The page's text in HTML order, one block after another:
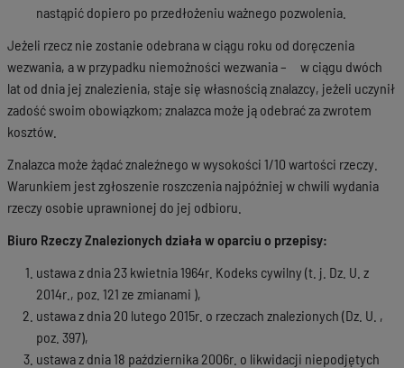
nastąpić dopiero po przedłożeniu ważnego pozwolenia.
Jeżeli rzecz nie zostanie odebrana w ciągu roku od doręczenia
wezwania, a w przypadku niemożności wezwania – w ciągu dwóch
lat od dnia jej znalezienia, staje się własnością znalazcy, jeżeli uczynił
zadość swoim obowiązkom; znalazca może ją odebrać za zwrotem
kosztów.
Znalazca może żądać znaleźnego w wysokości 1/10 wartości rzeczy.
Warunkiem jest zgłoszenie roszczenia najpóźniej w chwili wydania
rzeczy osobie uprawnionej do jej odbioru.
Biuro Rzeczy Znalezionych działa w oparciu o przepisy:
ustawa z dnia 23 kwietnia 1964r. Kodeks cywilny (t. j. Dz. U. z
2014r., poz. 121 ze zmianami ),
ustawa z dnia 20 lutego 2015r. o rzeczach znalezionych (Dz. U. ,
poz. 397),
ustawa z dnia 18 października 2006r. o likwidacji niepodjętych